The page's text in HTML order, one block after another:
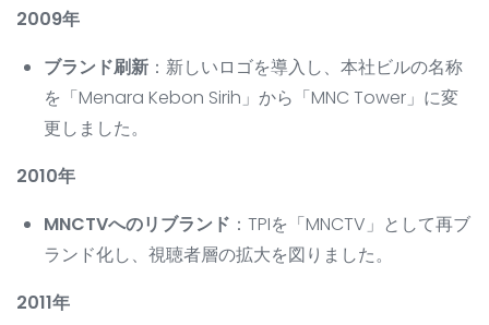
2009年
ブランド刷新 ：新しいロゴを導入し、本社ビルの名称
を「Menara Kebon Sirih」から「MNC Tower」に変
更しました。
2010年
MNCTVへのリブランド ：TPIを「MNCTV」として再ブ
ランド化し、視聴者層の拡大を図りました。
2011年